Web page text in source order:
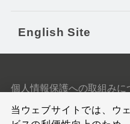
English Site
個人情報保護への取組みに
クッキーポリシー
当ウェブサイトでは、ウ